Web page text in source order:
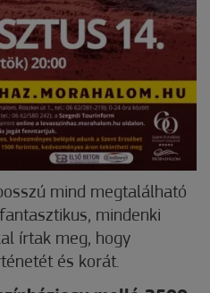
mind megtalálható
mindenki
írtak meg, hogy
és korát.